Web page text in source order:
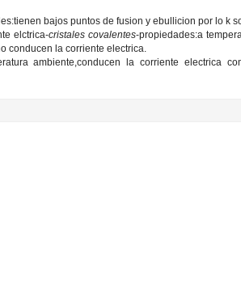
bajos puntos de fusion y ebullicion por lo k
elctrica-cristales covalentes-propiedades:a
conducen la corriente electrica.
ambiente,conducen la corriente electrica